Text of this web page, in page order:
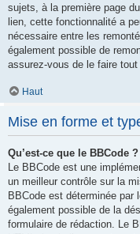
sujets, à la première page
lien, cette fonctionnalité a
nécessaire entre les
également possible de
assurez-vous de le faire
Haut
Mise en forme et
Qu’est-ce que le BBCode ?
Le BBCode est une
un meilleur contrôle sur la
BBCode est déterminée
également possible de la
formulaire de rédaction. Le